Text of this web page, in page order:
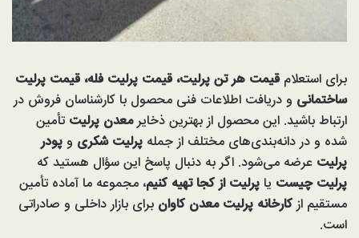
برای استعلامقیمت هر تن پرلیت، قیمت پرلیت فله، قیمت پرلیت
ساختمانی و دریافت اطلاعات فنی محصول با کارشناسان فروش در
ارتباط باشید. این محصول از بهترین ذخایرمعدن پرلیت تأمین
شده و در دانه‌بندی‌های مختلف از جمله پرلیت شکری وپودر
پرلیت عرضه می‌شود. اگر به دنبال پاسخ این سؤال هستید که
پرلیت چیست یا پرلیت از کجا تهیه کنیم، مجموعه ما آماده تأمین
مستقیم ازکارخانه پرلیت معدن کاوان برای بازار داخلی و صادراتی
است.